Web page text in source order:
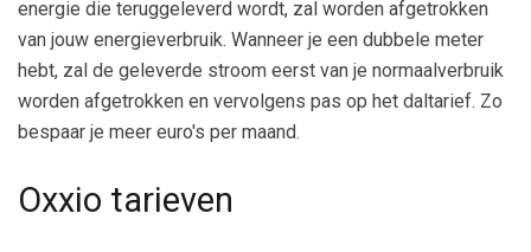
energie die teruggeleverd wordt, zal worden afgetrokken
van jouw energieverbruik. Wanneer je een dubbele meter
hebt, zal de geleverde stroom eerst van je normaalverbruik
worden afgetrokken en vervolgens pas op het daltarief. Zo
bespaar je meer euro's per maand.
Oxxio tarieven